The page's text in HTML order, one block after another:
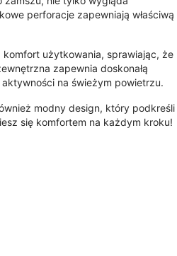
perforacje zapewniają właściwą
użytkowania, sprawiając, że
zapewnia doskonałą
na świeżym powietrzu.
modny design, który podkreśli
się komfortem na każdym kroku!